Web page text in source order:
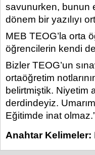
savunurken, bunun
dönem bir yazılıyı
MEB TEOG’la orta
öğrencilerin kendi
Bizler TEOG’un
ortaöğretim
belirtmiştik. Niyetim
derdindeyiz.
Eğitimde inat
Anahtar Kelimeler: